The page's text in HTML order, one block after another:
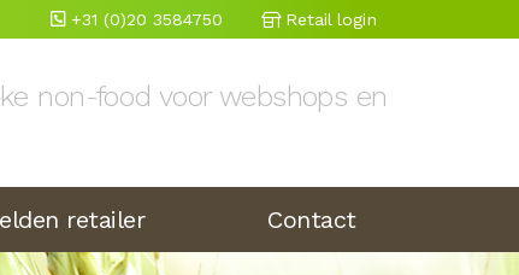
+31 (0)20 3584750 Retail login
non-food voor webshops en
retailer Contact